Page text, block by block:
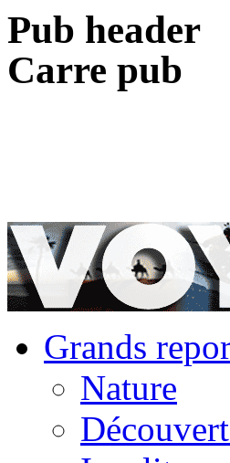
Pub header
Carre pub
Grands
Nature